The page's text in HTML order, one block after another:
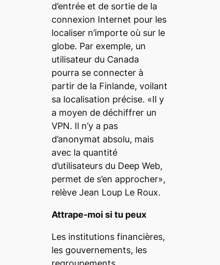
d’entrée et de sortie de la
connexion Internet pour les
localiser n’importe où sur le
globe. Par exemple, un
utilisateur du Canada
pourra se connecter à
partir de la Finlande, voilant
sa localisation précise. «Il y
a moyen de déchiffrer un
VPN. Il n’y a pas
d’anonymat absolu, mais
avec la quantité
d’utilisateurs du Deep Web,
permet de s’en approcher»,
relève Jean Loup Le Roux.
Attrape-moi si tu peux
Les institutions financières,
les gouvernements, les